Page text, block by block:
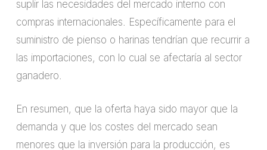
suplir las necesidades del mercado interno con
compras internacionales. Específicamente para el
suministro de pienso o harinas tendrían que recurrir a
las importaciones, con lo cual se afectaría al sector
ganadero.
En resumen, que la oferta haya sido mayor que la
demanda y que los costes del mercado sean
menores que la inversión para la producción, es